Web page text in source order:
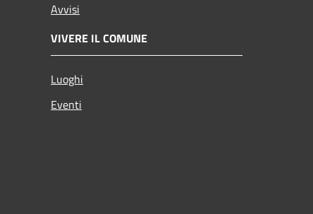
Avvisi
VIVERE IL COMUNE
Luoghi
Eventi